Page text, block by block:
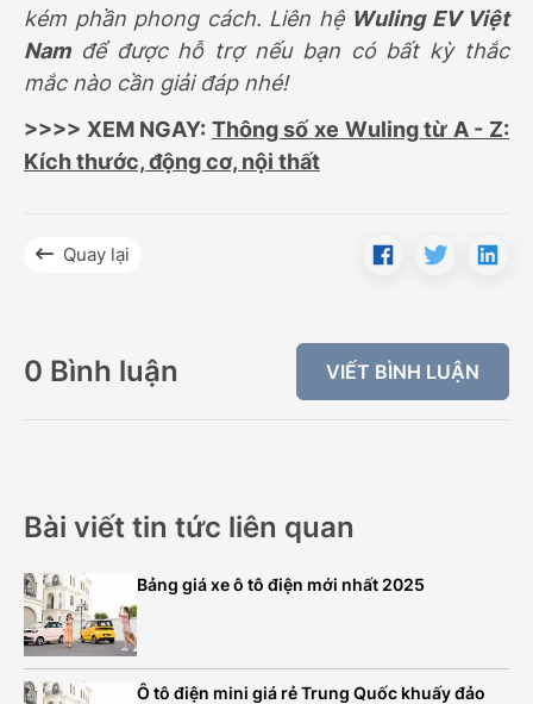
kém phần phong cách. Liên hệ Wuling EV Việt
Namđể được hỗ trợ nếu bạn có bất kỳ thắc
mắc nào cần giải đáp nhé!
>>>> XEM NGAY: Thông số xe Wuling từ A - Z:
Kích thước, động cơ, nội thất
Quay lại
0 Bình luận VIẾT BÌNH LUẬN
Bài viết tin tức liên quan
Bảng giá xe ô tô điện mới nhất 2025
Ô tô điện mini giá rẻ Trung Quốc khuấy đảo